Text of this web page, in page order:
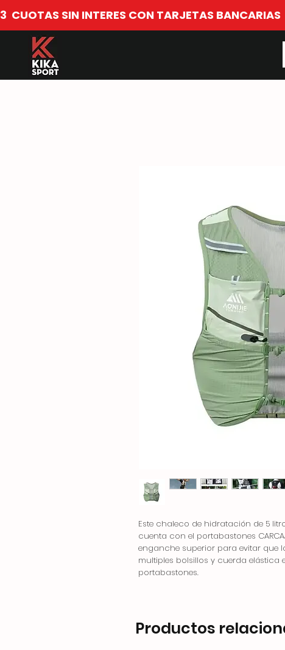
​3  CUOTAS SIN INTERES CON TARJETAS
Este chaleco de hidratación de 5
cuenta con el portabastones
enganche superior para evitar que
multiples bolsillos y cuerda elástica
portabastones.
Productos